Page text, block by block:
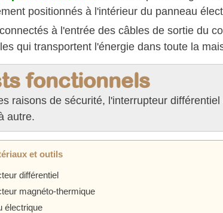
positionnés à l'intérieur du panneau
à l'entrée des câbles de sortie du
qui transportent l'énergie dans toute la
fonctionnels
raisons de sécurité, l'interrupteur
autre.
et outils
différentiel
magnéto-thermique
électrique